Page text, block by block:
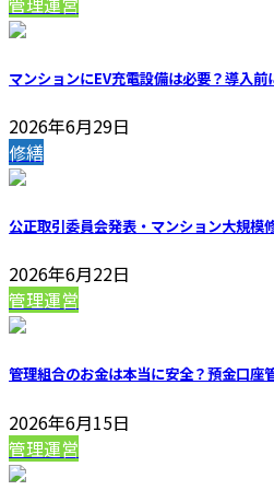
マンションにEV充電設備は必要？導入
2026年6月29日
修繕
公正取引委員会発表・マンション大規模
2026年6月22日
管理運営
管理組合のお金は本当に安全？預金口座
2026年6月15日
管理運営